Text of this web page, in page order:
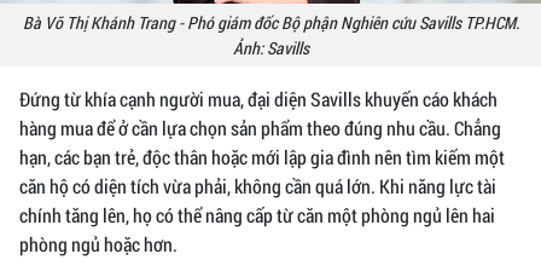
Bà Võ Thị Khánh Trang - Phó giám đốc Bộ phận Nghiên cứu Savills TP.HCM.
Ảnh:Savills
Đứng từ khía cạnh người mua, đại diện Savills khuyến cáo khách
hàng mua để ở cần lựa chọn sản phẩm theo đúng nhu cầu. Chẳng
hạn, các bạn trẻ, độc thân hoặc mới lập gia đình nên tìm kiếm một
căn hộ có diện tích vừa phải, không cần quá lớn. Khi năng lực tài
chính tăng lên, họ có thể nâng cấp từ căn một phòng ngủ lên hai
phòng ngủ hoặc hơn.